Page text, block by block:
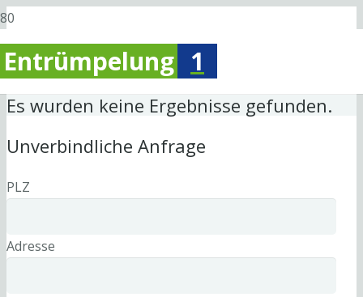
Entrümpelung 1
Es wurden keine Ergebnisse gefunden.
Unverbindliche Anfrage
PLZ
Adresse